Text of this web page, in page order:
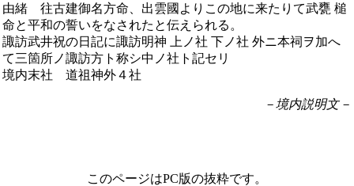
由緒 往古建御名方命、出雲國よりこの地に来たりて武甕 槌
命と平和の誓いをなされたと伝えられる。
諏訪武井祝の日記に諏訪明神 上ノ社 下ノ社 外ニ本祠ヲ加へ
て三箇所ノ諏訪方ト称シ中ノ社ト記セリ
境内末社 道祖神外４社
－境内説明文－
このページはPC版の抜粋です。